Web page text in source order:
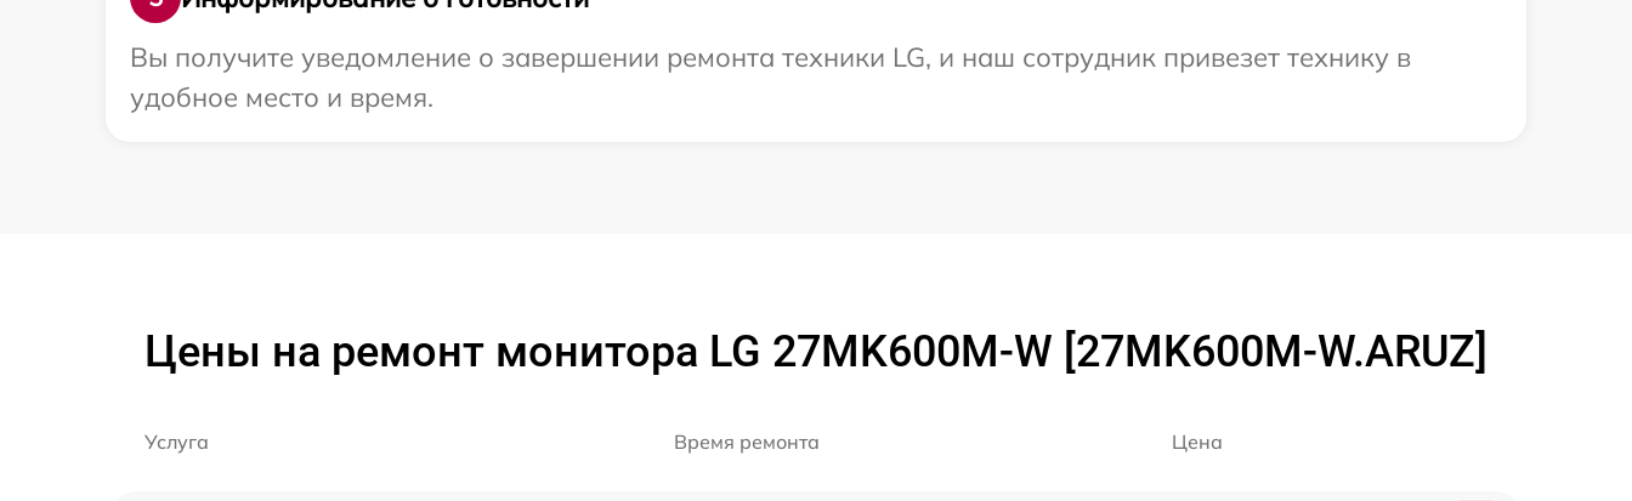
Вы получите уведомление о завершении ремонта техники LG, и наш сотрудник привезет технику в
удобное место и время.
Цены на ремонт монитора LG 27MK600M-W [27MK600M-W.ARUZ]
Услуга Время ремонта Цена